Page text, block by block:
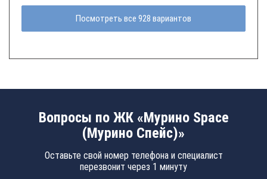
Посмотреть все 928 вариантов
Вопросы по ЖК «Мурино Space
(Мурино Спейс)»
Оставьте свой номер телефона и специалист
перезвонит через 1 минуту